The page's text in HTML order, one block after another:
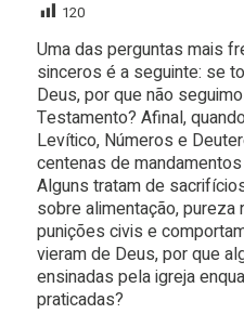
120
Uma das perguntas mais
sinceros é a seguinte: se
Deus, por que não
Testamento? Afinal,
Levítico, Números e
centenas de
Alguns tratam de
sobre alimentação, pureza
punições civis e
vieram de Deus, por que
ensinadas pela igreja
praticadas?